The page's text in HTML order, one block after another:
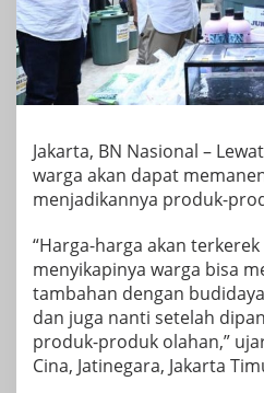
Jakarta, BN Nasional –
warga akan dapat
menjadikannya produk-
“Harga-harga akan
menyikapinya warga bisa
tambahan dengan
dan juga nanti setelah
produk-produk olahan,”
Cina, Jatinegara, Jakarta